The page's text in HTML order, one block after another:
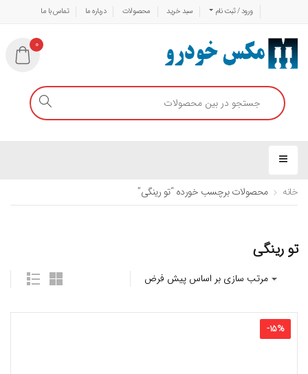
ورود / ثبت نام سبد خرید محصولات درباره ما تماس با ما
0
خانه محصولات برچسب خورده “تو رینگی”
تو رینگی
-15%